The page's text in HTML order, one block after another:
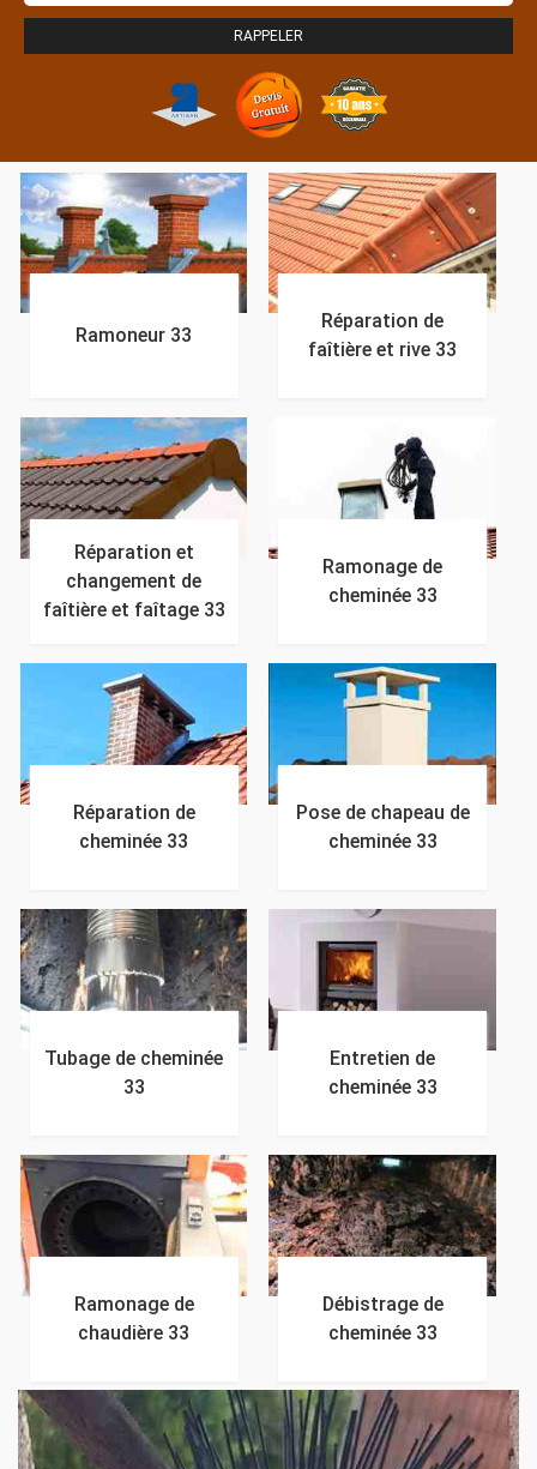
Ramoneur 33
Réparation de
faîtière et rive 33
Réparation et
changement de
faîtière et faîtage 33
Ramonage de
cheminée 33
Réparation de
cheminée 33
Pose de chapeau de
cheminée 33
Tubage de cheminée
33
Entretien de
cheminée 33
Ramonage de
chaudière 33
Débistrage de
cheminée 33